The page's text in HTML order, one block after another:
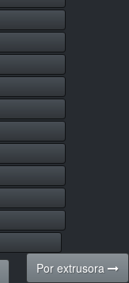
Por extrusora